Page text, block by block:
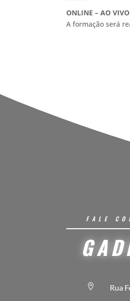
ONLINE – AO VIVO
A formação será
FALE

Rua